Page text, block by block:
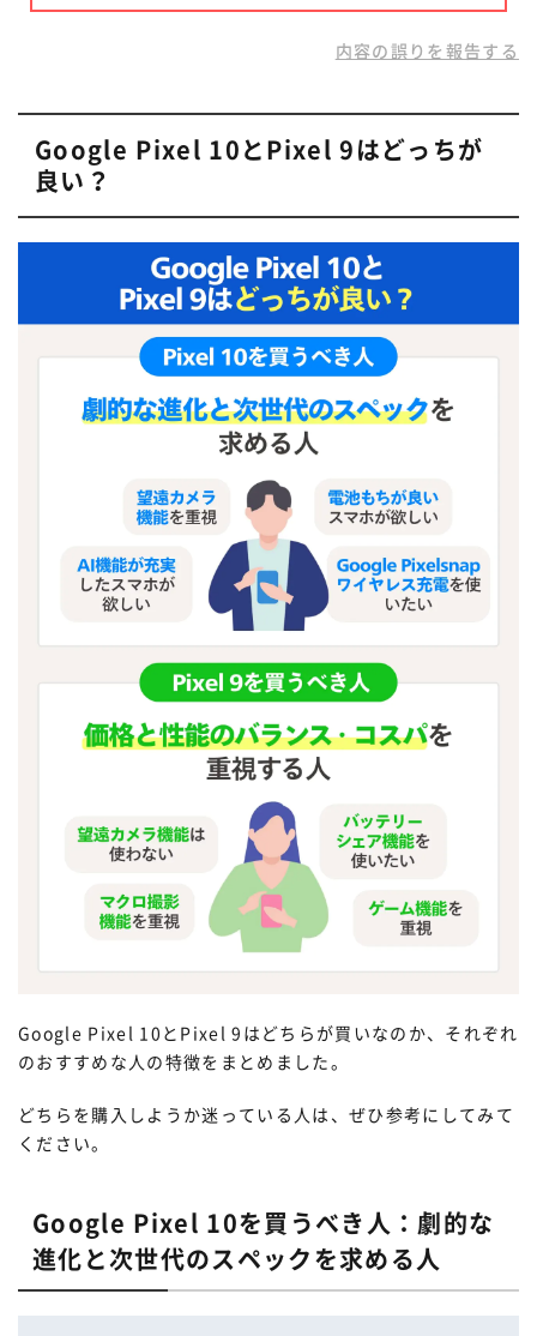
内容の誤りを報告する
Google Pixel 10とPixel 9はどっちが
良い？
Google Pixel 10とPixel 9はどちらが買いなのか、それぞれ
のおすすめな人の特徴をまとめました。
どちらを購入しようか迷っている人は、ぜひ参考にしてみて
ください。
Google Pixel 10を買うべき人：劇的な
進化と次世代のスペックを求める人